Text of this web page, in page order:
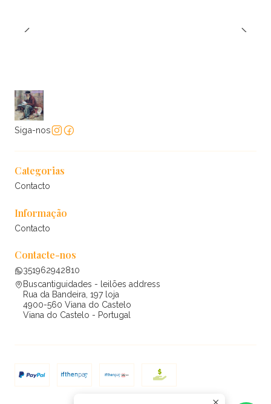
Siga-nos
Categorias
Contacto
Informação
Contacto
Contacte-nos
351962942810
Buscantiguidades - leilões address
Rua da Bandeira, 197 loja
4900-560 Viana do Castelo
Viana do Castelo - Portugal